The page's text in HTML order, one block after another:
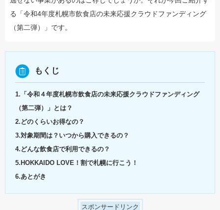
る「令和4年度札幌市飲食店の未来応援クラウドファンディング
（第二弾）」です。
もくじ
1.「令和４年度札幌市飲食店の未来応援クラウドファンディング
（第二弾）」とは？
2.どのくらいお得なの？
3.対象期間は？いつから購入できるの？
4.どんな飲食店で利用できるの？
5.HOKKAIDO LOVE！割で札幌に行こう！
6.あとがき
スポンサードリンク